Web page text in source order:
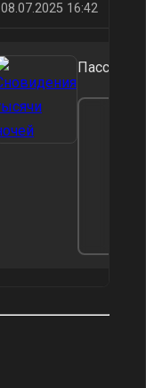
08.07.2025 16:42